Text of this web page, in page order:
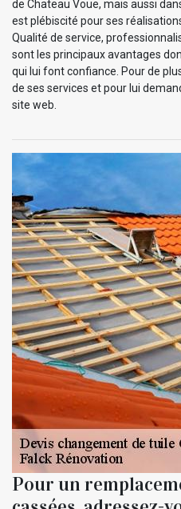
de Chateau Voue, mais aussi
est plébiscité pour ses
Qualité de service,
sont les principaux avantages
qui lui font confiance. Pour de
de ses services et pour lui
site web.
Pour un